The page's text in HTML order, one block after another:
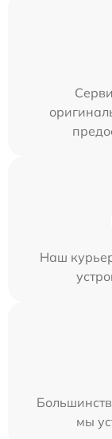
Наш
мы